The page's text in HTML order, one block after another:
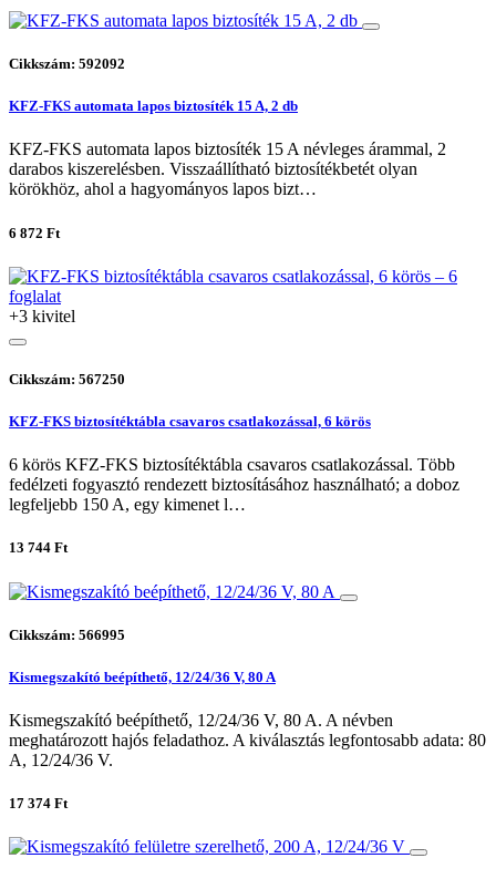
Cikkszám: 592092
KFZ-FKS automata lapos biztosíték 15 A, 2 db
KFZ-FKS automata lapos biztosíték 15 A névleges árammal, 2
darabos kiszerelésben. Visszaállítható biztosítékbetét olyan
körökhöz, ahol a hagyományos lapos bizt…
6 872 Ft
+3 kivitel
Cikkszám: 567250
KFZ-FKS biztosítéktábla csavaros csatlakozással, 6 körös
6 körös KFZ-FKS biztosítéktábla csavaros csatlakozással. Több
fedélzeti fogyasztó rendezett biztosításához használható; a doboz
legfeljebb 150 A, egy kimenet l…
13 744 Ft
Cikkszám: 566995
Kismegszakító beépíthető, 12/24/36 V, 80 A
Kismegszakító beépíthető, 12/24/36 V, 80 A. A névben
meghatározott hajós feladathoz. A kiválasztás legfontosabb adata: 80
A, 12/24/36 V.
17 374 Ft